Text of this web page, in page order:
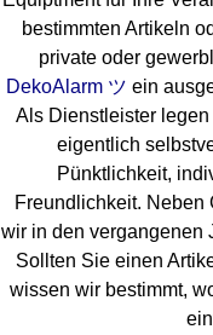
bestimmten Artikeln
private oder
DekoAlarm ツ ein
Als Dienstleister
eigentlich
Pünktlichkeit,
Freundlichkeit. Neben
wir in den vergangenen
Sollten Sie einen
wissen wir bestimmt,